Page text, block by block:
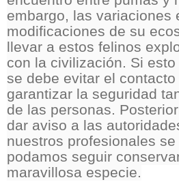
embargo, las variaciones
modificaciones de su
llevar a estos felinos
con la civilización. Si
se debe evitar el
garantizar la seguridad
de las personas.
dar aviso a las
nuestros profesionales
podamos seguir
maravillosa especie.